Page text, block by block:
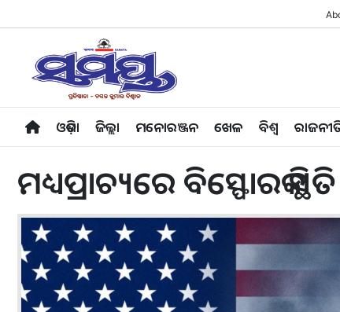
ଓଡ଼ିଶା ଜିଲ୍ଲା ମନୋରଞ୍ଜନ ଖେଳ ବିଶ୍ବ
ମଧ୍ୟପ୍ରାଚ୍ୟରେ ବିସ୍ଫୋରକ